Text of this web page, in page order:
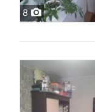
8